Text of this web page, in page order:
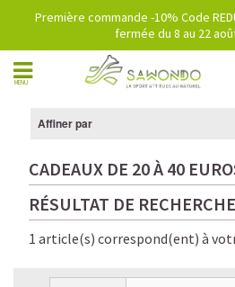
Première commande -10% Code
fermée du 8 au 22
MENU
Affiner par
CADEAUX DE 20 À 40
RÉSULTAT DE RECHERCHE
1 article(s) correspond(ent) à